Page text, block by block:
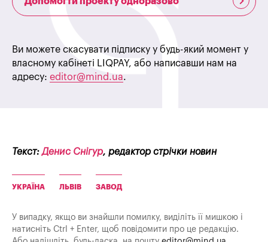
Ви можете скасувати підписку у будь-який момент у
власному кабінеті LIQPAY, або написавши нам на
адресу: editor@mind.ua.
Текст:Денис Снігур, редактор стрічки новин
УКРАЇНА ЛЬВІВ ЗАВОД
У випадку, якщо ви знайшли помилку, виділіть її мишкою і
натисніть Ctrl + Enter, щоб повідомити про це редакцію.